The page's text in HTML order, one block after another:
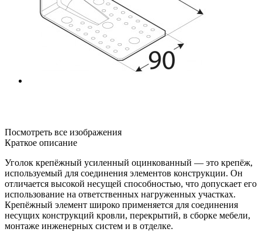
Посмотреть все изображения
Краткое описание
Уголок крепёжный усиленный оцинкованный — это крепёж,
используемый для соединения элементов конструкции. Он
отличается высокой несущей способностью, что допускает его
использование на ответственных нагруженных участках.
Крепёжный элемент широко применяется для соединения
несущих конструкций кровли, перекрытий, в сборке мебели,
монтаже инженерных систем и в отделке.